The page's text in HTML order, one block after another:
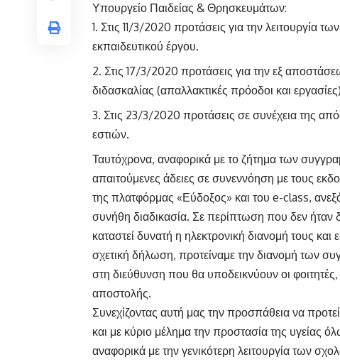
Υπουργείο Παιδείας & Θρησκευμάτων:
Στις 11/3/2020 προτάσεις για την λειτουργία
εκπαιδευτικού έργου.
Στις 17/3/2020 προτάσεις για την εξ
διδασκαλίας (απαλλακτικές πρόοδοι και
Στις 23/3/2020 προτάσεις σε συνέχεια της
εστιών.
Ταυτόχρονα, αναφορικά με το ζήτημα των
απαιτούμενες άδειες σε συνεννόηση με τους
της πλατφόρμας «Εύδοξος» και του e-class,
συνήθη διαδικασία. Σε περίπτωση που δεν ήταν
καταστεί δυνατή η ηλεκτρονική διανομή τους
σχετική δήλωση, προτείναμε την διανομή των
στη διεύθυνση που θα υποδεικνύουν οι
αποστολής.
Συνεχίζοντας αυτή μας την προσπάθεια να
και με κύριο μέλημα την προστασία της υγείας
αναφορικά με την γενικότερη λειτουργία των